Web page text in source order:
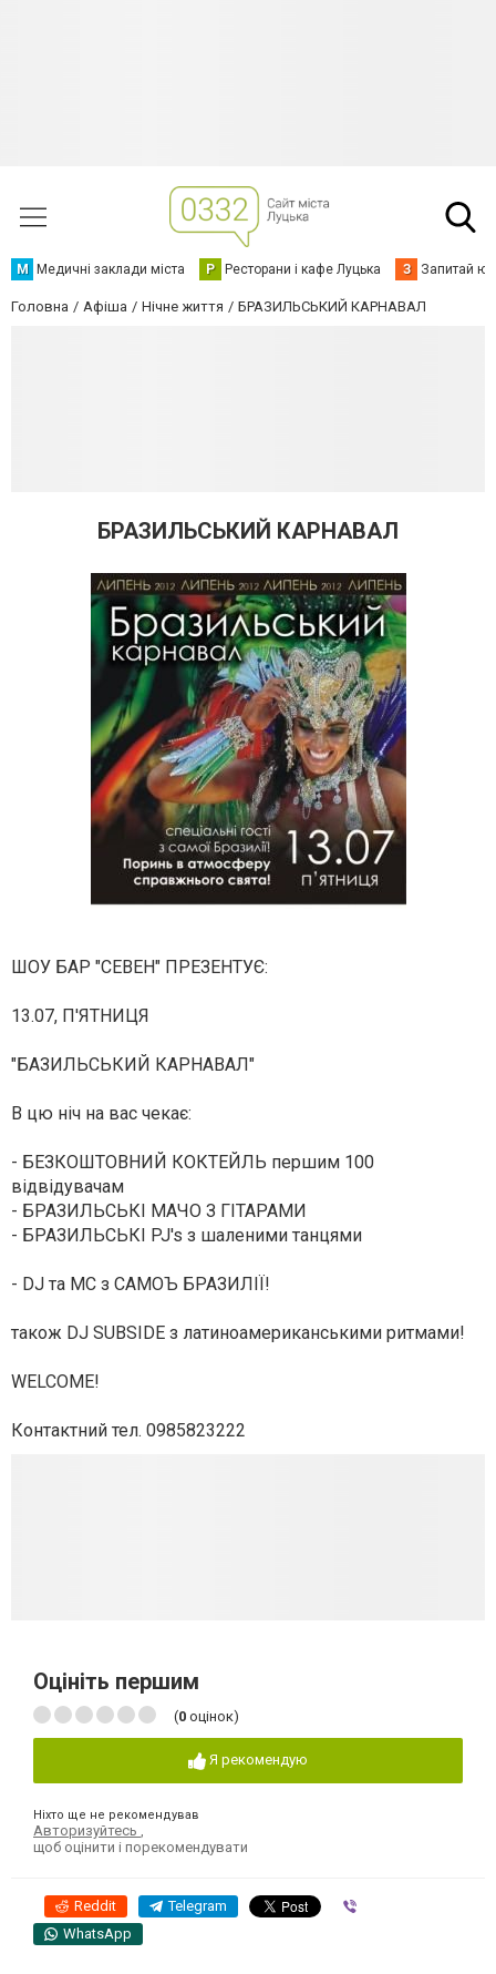
М Медичні заклади міста Р Ресторани і кафе Луцька З Запитай
Головна Афіша Нічне життя БРАЗИЛЬСЬКИЙ КАРНАВАЛ
БРАЗИЛЬСЬКИЙ КАРНАВАЛ
ШОУ БАР "СЕВЕН" ПРЕЗЕНТУЄ:
13.07, П'ЯТНИЦЯ
"БАЗИЛЬСЬКИЙ КАРНАВАЛ"
В цю ніч на вас чекає:
- БЕЗКОШТОВНИЙ КОКТЕЙЛЬ першим 100
відвідувачам
- БРАЗИЛЬСЬКІ МАЧО З ГІТАРАМИ
- БРАЗИЛЬСЬКІ PJ's з шаленими танцями
- DJ та МС з САМОЪ БРАЗИЛІЇ!
також DJ SUBSIDE з латиноамериканськими ритмами!
WELCOME!
Контактний тел. 0985823222
Оцініть першим
(0 оцінок)
Я рекомендую
Ніхто ще не рекомендував
Авторизуйтесь
щоб оцінити і порекомендувати
Reddit Telegram
WhatsApp